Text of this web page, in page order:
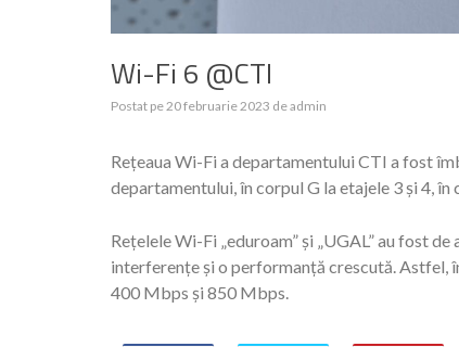
Wi-Fi 6 @CTI
Postat pe 20 februarie 2023 deadmin
Rețeaua Wi-Fi a departamentului CTI a fost
departamentului, în corpul G la etajele 3 și 4,
Rețelele Wi-Fi „eduroam” și „UGAL” au fost
interferențe și o performanță crescută. Astfel,
400 Mbps și 850 Mbps.